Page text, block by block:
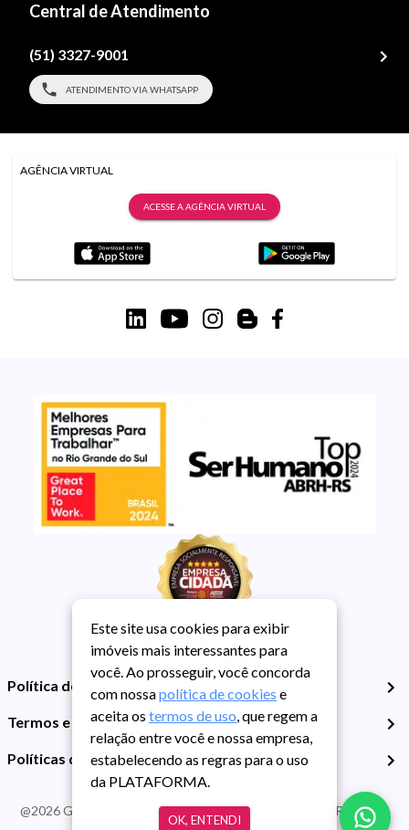
Central de Atendimento
(51) 3327-9001
ATENDIMENTO VIA WHATSAPP
AGÊNCIA VIRTUAL
ACESSE A AGÊNCIA VIRTUAL
Política de Privacidade
Termos e Condições de Uso
Políticas de Cookies
@2026Guarida Imóvel. Todos os direitos reservados. CRECI RS -
Este site usa cookies para exibir
imóveis mais interessantes para
você. Ao prosseguir, você concorda
com nossapolítica de cookies e
aceita os termos de uso, que regem a
relação entre você e nossa empresa,
estabelecendo as regras para o uso
da PLATAFORMA.
OK, ENTENDI